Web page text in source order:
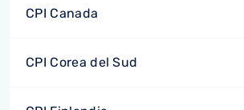
CPI Canada
CPI Corea del Sud